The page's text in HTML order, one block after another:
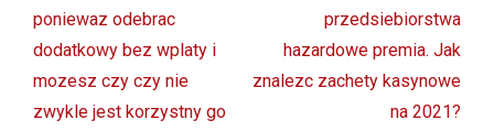
post:
poniewaz odebrac
dodatkowy bez wplaty i
mozesz czy czy nie
zwykle jest korzystny go
przedsiebiorstwa
hazardowe premia. Jak
znalezc zachety kasynowe
na 2021?